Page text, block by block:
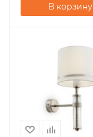
В корзину